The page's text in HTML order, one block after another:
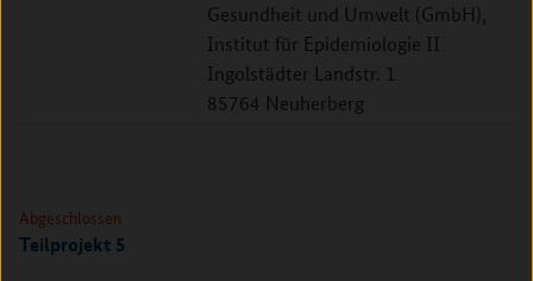
Gesundheit und Umwelt (GmbH),
Institut für Epidemiologie II
Ingolstädter Landstr. 1
85764 Neuherberg
Abgeschlossen
Teilprojekt 5